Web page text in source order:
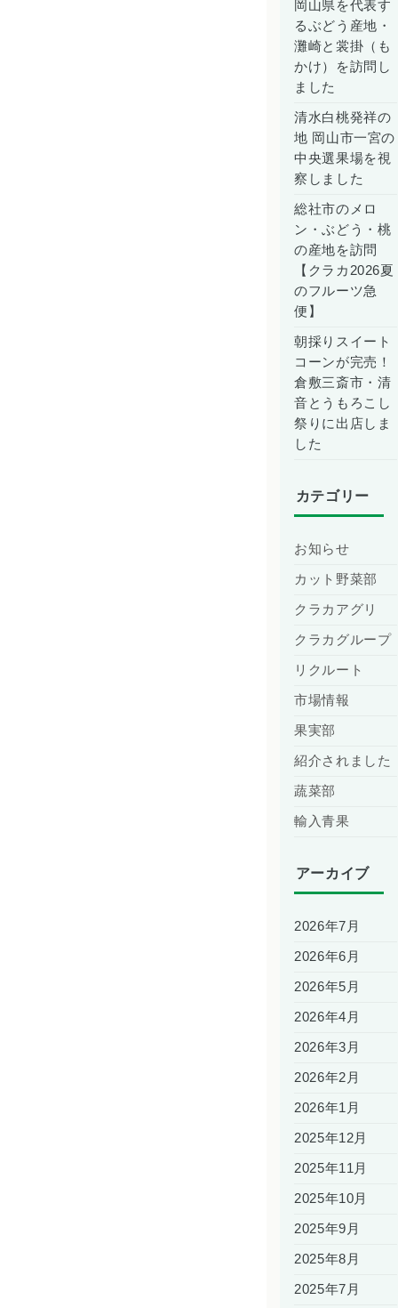
岡山県を代表す
るぶどう産地・
灘崎と裳掛（も
かけ）を訪問し
ました
清水白桃発祥の
地 岡山市一宮の
中央選果場を視
察しました
総社市のメロ
ン・ぶどう・桃
の産地を訪問
【クラカ2026夏
のフルーツ急
便】
朝採りスイート
コーンが完売！
倉敷三斎市・清
音とうもろこし
祭りに出店しま
した
カテゴリー
お知らせ
カット野菜部
クラカアグリ
クラカグループ
リクルート
市場情報
果実部
紹介されました
蔬菜部
輸入青果
アーカイブ
2026年7月
2026年6月
2026年5月
2026年4月
2026年3月
2026年2月
2026年1月
2025年12月
2025年11月
2025年10月
2025年9月
2025年8月
2025年7月